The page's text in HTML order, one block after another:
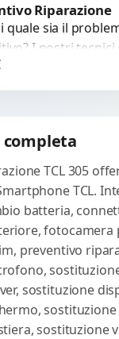
Richiedi
WhatsApp
Riparazione
quale sia il
I nostri tecnici
completo con
per...
completa
TCL 305
TCL.
batteria,
fotocamera
preventivo
sostituzione
sostituzione
sostituzione